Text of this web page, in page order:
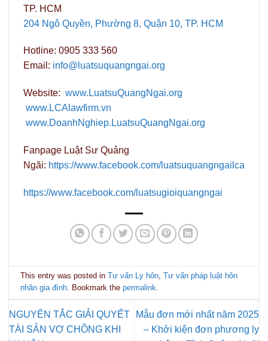
TP. HCM
204 Ngô Quyền, Phường 8, Quận 10, TP. HCM
Hotline: 0905 333 560
Email: info@luatsuquangngai.org
Website: www.LuatsuQuangNgai.org
www.LCAlawfirm.vn
www.DoanhNghiep.LuatsuQuangNgai.org
Fanpage Luật Sư Quảng
Ngãi: https://www.facebook.com/luatsuquangngailca
https://www.facebook.com/luatsugioiquangngai
This entry was posted inTư vấn Ly hôn,Tư vấn pháp luật hôn
nhân gia đình. Bookmark thepermalink.
NGUYÊN TẮC GIẢI QUYẾT
TÀI SẢN VỢ CHỒNG KHI
Mẫu đơn mới nhất năm 2025
– Khởi kiện đơn phương ly